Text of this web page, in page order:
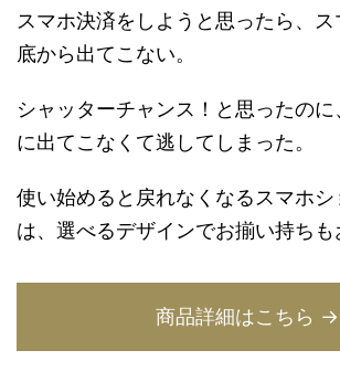
スマホ決済をしようと思ったら、
底から出てこない。
シャッターチャンス！と思ったの
に出てこなくて逃してしまった。
使い始めると戻れなくなるスマホシ
は、選べるデザインでお揃い持ちも
商品詳細はこちら →